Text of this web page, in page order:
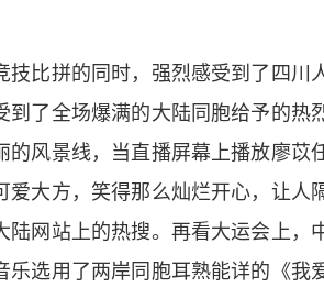
比拼的同时，强烈感受到了四川
到了全场爆满的大陆同胞给予的热
的风景线，当直播屏幕上播放廖苡
爱大方，笑得那么灿烂开心，让人
网站上的热搜。再看大运会上，
乐选用了两岸同胞耳熟能详的《我